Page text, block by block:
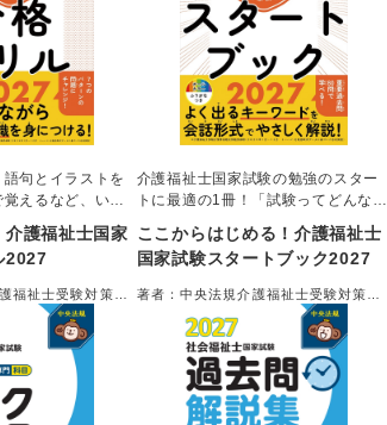
句とイラストを
えるなど、いろ
題で、飽きずに楽
。付属のシールで
作りましょう。
護福祉士国家
2027
福祉士受験対策研
介護福祉士国家試験の勉強のスター
トに最適の1冊！「試験ってどんな感
じ？」「まずは何を勉強すればいい
の？」…そんな疑問を、先生と生徒
のキャラクターたちと一緒に解決し
ていきましょう！
ここからはじめる！介護福祉士
国家試験スタートブック2027
著者：中央法規介護福祉士受験対策研